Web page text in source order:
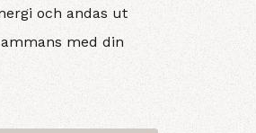
och andas ut
med din